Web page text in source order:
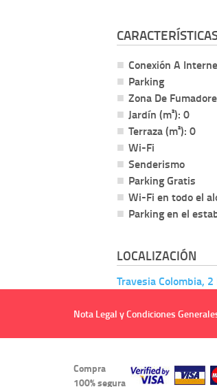
Conexión A
Parking
Zona De
Jardín (m²): 0
Terraza (m²): 0
Wi-Fi
Senderismo
Parking Gratis
Wi-Fi en todo el
Parking en el
LOCALIZACIÓN
Travesia Colombia,
Nota Legal y Condiciones
Compra
100% segura